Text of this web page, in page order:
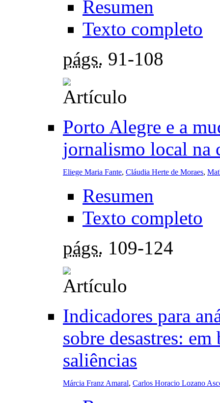
Resumen
Texto completo
págs. 91-108
Porto Alegre e a
jornalismo local na
Eliege Maria Fante, Cláudia Herte de Moraes,
Resumen
Texto completo
págs. 109-124
Indicadores para
sobre desastres:
saliências
Márcia Franz Amaral, Carlos Horacio Lozano